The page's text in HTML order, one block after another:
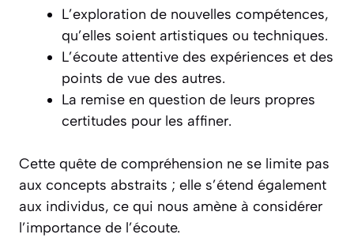
L’exploration de nouvelles compétences,
qu’elles soient artistiques ou techniques.
L’écoute attentive des expériences et des
points de vue des autres.
La remise en question de leurs propres
certitudes pour les affiner.
Cette quête de compréhension ne se limite pas
aux concepts abstraits ; elle s’étend également
aux individus, ce qui nous amène à considérer
l’importance de l’écoute.